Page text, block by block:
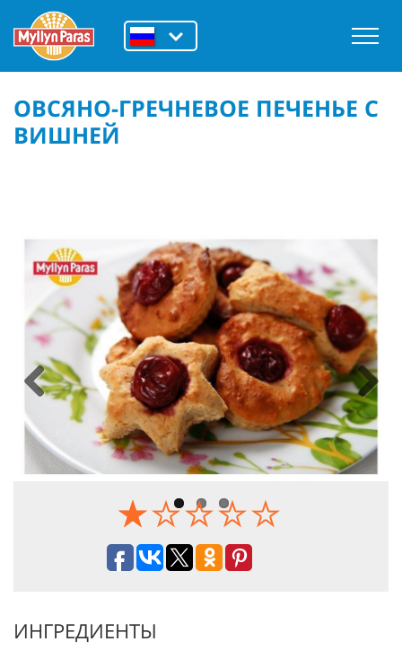
ОВСЯНО-ГРЕЧНЕВОЕ ПЕЧЕНЬЕ С
ВИШНЕЙ
Previous Next
ИНГРЕДИЕНТЫ